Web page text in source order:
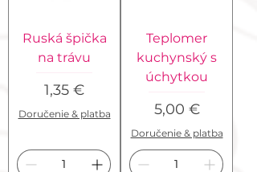
Ruská špička
na trávu
Cena
1,35 €
Doručenie & platba
Teplomer
kuchynský s
úchytkou
Cena
5,00 €
Doručenie & platba